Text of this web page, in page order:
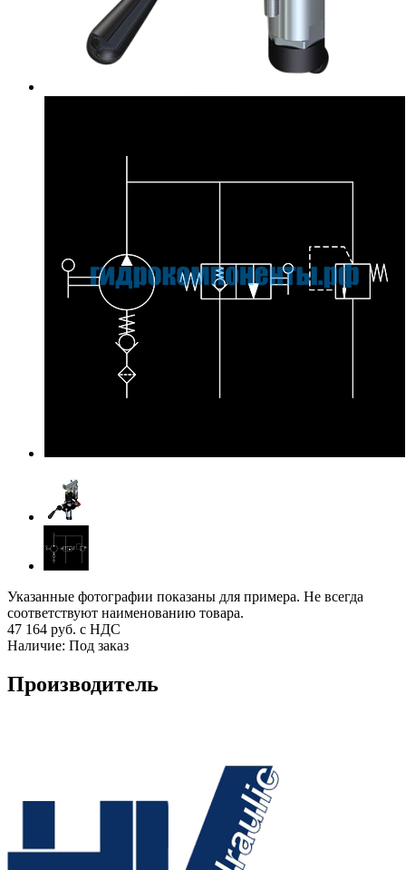
Указанные фотографии показаны для примера. Не всегда
соответствуют наименованию товара.
47 164 руб. с НДС
Наличие: Под заказ
Производитель